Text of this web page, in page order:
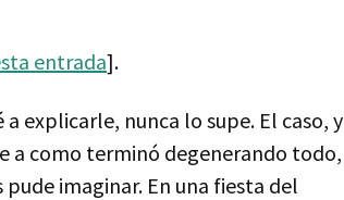
entrada].
explicarle, nunca lo supe. El caso, y
a como terminó degenerando todo,
imaginar. En una fiesta del